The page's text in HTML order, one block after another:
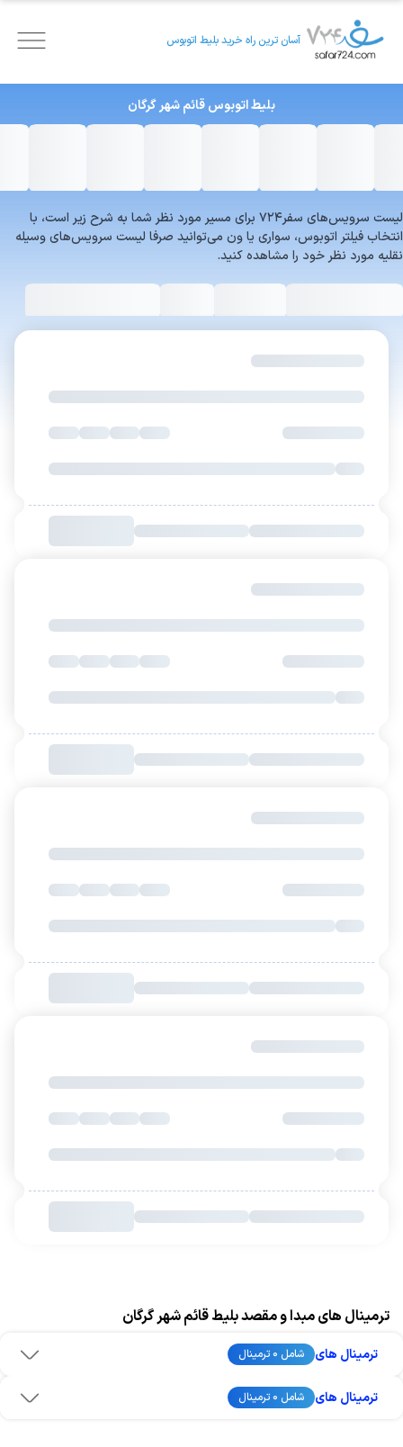
آسان ترین راه خرید بلیط اتوبوس
بلیط اتوبوسقائم شهرگرگان
لیست سرویس‌های سفر۷۲۴ برای مسیر مورد نظر شما به شرح زیر است، با
انتخاب فیلتر اتوبوس، سواری یا ون می‌توانید صرفا لیست سرویس‌های وسیله
نقلیه مورد نظر خود را مشاهده کنید.
ترمینال های مبدا و مقصد بلیط قائم شهر گرگان
ترمینال های شامل 0 ترمینال
ترمینال های شامل 0 ترمینال